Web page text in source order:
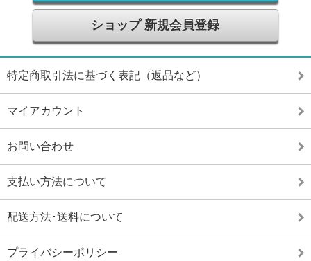
ショップ 新規会員登録
特定商取引法に基づく表記（返品など）
マイアカウント
お問い合わせ
支払い方法について
配送方法･送料について
プライバシーポリシー